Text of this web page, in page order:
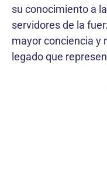
su conocimiento a
servidores de la
mayor conciencia y
legado que